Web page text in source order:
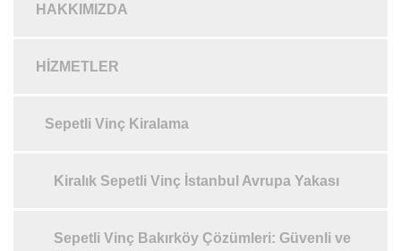
HAKKIMIZDA
HIZMETLER
Sepetli Vinç Kiralama
Kiralık Sepetli Vinç İstanbul Avrupa Yakası
Sepetli Vinç Bakırköy Çözümleri: Güvenli ve